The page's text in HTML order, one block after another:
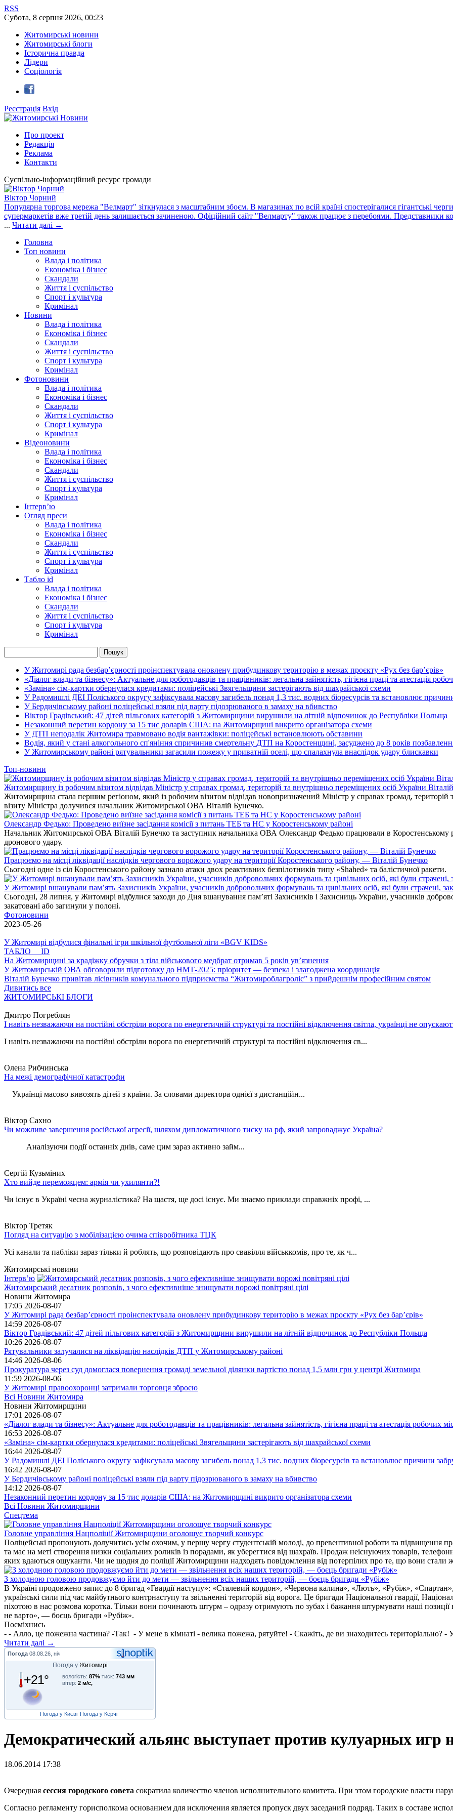
RSS
Субота, 8 серпня 2026, 00:23
Житомирські новини
Житомирські блоги
Історична правда
Лідери
Соціологія
Реєстрація Вхід
Про проект
Редакція
Реклама
Контакти
Суспільно-інформаційний ресурс громади
Віктор Чорний
Популярна торгова мережа "Велмарт" зіткнулася з масштабним збоєм. В магазинах по всій країні спостерігалися гігантські
супермаркетів вже третій день залишається зачиненою. Офіційний сайт "Велмарту" також працює з перебоями. Представники
... Читати далі →
Головна
Топ новини
Влада і політика
Економіка і бізнес
Скандали
Життя і суспільство
Спорт і культура
Кримінал
Новини
Влада і політика
Економіка і бізнес
Скандали
Життя і суспільство
Спорт і культура
Кримінал
Фотоновини
Влада і політика
Економіка і бізнес
Скандали
Життя і суспільство
Спорт і культура
Кримінал
Відеоновини
Влада і політика
Економіка і бізнес
Скандали
Життя і суспільство
Спорт і культура
Кримінал
Інтерв’ю
Огляд преси
Влада і політика
Економіка і бізнес
Скандали
Життя і суспільство
Спорт і культура
Кримінал
Табло id
Влада і політика
Економіка і бізнес
Скандали
Життя і суспільство
Спорт і культура
Кримінал
У Житомирі рада безбар’єрності проінспектувала оновлену прибудинкову територію в межах проєкту «Рух без бар’єрів»
«Діалог влади та бізнесу»: Актуальне для роботодавців та працівників: легальна зайнятість, гігієна праці та атестація
«Заміна» сім-картки обернулася кредитами: поліцейські Звягельщини застерігають від шахрайської схеми
У Радомишлі ДЕІ Поліського округу зафіксувала масову загибель понад 1,3 тис. водних біоресурсів та встановлює
У Бердичівському районі поліцейські взяли під варту підозрюваного в замаху на вбивство
Віктор Градівський: 47 дітей пільгових категорій з Житомирщини вирушили на літній відпочинок до Республіки Польща
Незаконний перетин кордону за 15 тис доларів США: на Житомирщині викрито організатора схеми
У ДТП неподалік Житомира травмовано водія вантажівки: поліцейські встановлюють обставини
Водія, який у стані алкогольного сп'яніння спричинив смертельну ДТП на Коростенщині, засуджено до 8 років
У Житомирському районі рятувальники загасили пожежу у приватній оселі, що спалахнула внаслідок удару блискавки
Топ-новини
Житомирщину із робочим візитом відвідав Міністр у справах громад, територій та внутрішньо переміщених осіб України Віталій
Житомирщина стала першим регіоном, який із робочим візитом відвідав новопризначений Міністр у справах громад, територій
візиту Міністра долучився начальник Житомирської ОВА Віталій Бунечко.
Олександр Федько: Проведено виїзне засідання комісії з питань ТЕБ та НС у Коростенському районі
Начальник Житомирської ОВА Віталій Бунечко та заступник начальника ОВА Олександр Федько працювали в Коростенському
дронового удару.
Працюємо на місці ліквідації наслідків чергового ворожого удару на території Коростенського району, — Віталій Бунечко
Сьогодні одне із сіл Коростенського району зазнало атаки двох реактивних безпілотників типу «Shahed» та балістичної ракети.
У Житомирі вшанували пам’ять Захисників України, учасників добровольчих формувань та цивільних осіб, які були страчені,
Сьогодні, 28 липня, у Житомирі відбулися заходи до Дня вшанування пам’яті Захисників і Захисниць України, учасників
закатовані або загинули у полоні.
Фотоновини
2023-05-26
У Житомирі відбулися фінальні ігри шкільної футбольної ліги «BGV KIDS»
ТАБЛО ID
На Житомирщині за крадіжку обручки з тіла військового медбрат отримав 5 років ув’язнення
У Житомирській ОВА обговорили підготовку до НМТ-2025: пріоритет — безпека і злагоджена координація
Віталій Бунечко привітав лісівників комунального підприємства “Житомироблагроліс” з прийдешнім професійним святом
Дивитись все
ЖИТОМИРСЬКІ БЛОГИ
Дмитро Погреблян
І навіть незважаючи на постійні обстріли ворога по енергетичній структурі та постійні відключення світла, українці не
І навіть незважаючи на постійні обстріли ворога по енергетичній структурі та постійні відключення св...
Олена Рибчинська
На межі демографічної катастрофи
Українці масово вивозять дітей з країни. За словами директора однієї з дистанційн...
Віктор Сахно
Чи можливе завершення російської агресії, шляхом дипломатичного тиску на рф, який запроваджує Україна?
Аналізуючи події останніх днів, саме цим зараз активно займ...
Сергій Кузьміних
Хто вийде переможцем: армія чи ухилянти?!
Чи існує в Україні чесна журналістика? На щастя, ще досі існує. Ми знаємо приклади справжніх профі, ...
Віктор Третяк
Погляд на ситуацію з мобілізацією очима співробітника ТЦК
Усі канали та пабліки зараз тільки й роблять, що розповідають про свавілля військкомів, про те, як ч...
Житомирські новини
Інтерв’ю
Житомирський десатник розповів, з чого ефективніше знищувати ворожі повітряні цілі
Новини Житомира
17:05 2026-08-07
У Житомирі рада безбар’єрності проінспектувала оновлену прибудинкову територію в межах проєкту «Рух без бар’єрів»
14:59 2026-08-07
Віктор Градівський: 47 дітей пільгових категорій з Житомирщини вирушили на літній відпочинок до Республіки Польща
10:26 2026-08-07
Рятувальники залучалися на ліквідацію наслідків ДТП у Житомирському районі
14:46 2026-08-06
Прокуратура через суд домоглася повернення громаді земельної ділянки вартістю понад 1,5 млн грн у центрі Житомира
11:59 2026-08-06
У Житомирі правоохоронці затримали торговця зброєю
Всі Новини Житомира
Новини Житомирщини
17:01 2026-08-07
«Діалог влади та бізнесу»: Актуальне для роботодавців та працівників: легальна зайнятість, гігієна праці та атестація робочих
16:53 2026-08-07
«Заміна» сім-картки обернулася кредитами: поліцейські Звягельщини застерігають від шахрайської схеми
16:44 2026-08-07
У Радомишлі ДЕІ Поліського округу зафіксувала масову загибель понад 1,3 тис. водних біоресурсів та встановлює причини
16:42 2026-08-07
У Бердичівському районі поліцейські взяли під варту підозрюваного в замаху на вбивство
14:12 2026-08-07
Незаконний перетин кордону за 15 тис доларів США: на Житомирщині викрито організатора схеми
Всі Новини Житомирщини
Спецтема
Головне управління Нацполіції Житомирщини оголошує творчий конкурс
Поліцейські пропонують долучитись усім охочим, у першу чергу студентській молоді, до превентивної роботи та підвищення
та має на меті створення низки соціальних роликів із порадами, як уберегтися від шахраїв. Продаж неіснуючих товарів,
яких вдаються ошуканти. Чи не щодня до поліції Житомирщини надходять повідомлення від потерпілих про те, що вони стали
З холодною головою продовжуємо йти до мети — звільнення всіх наших територій, — боєць бригади «Рубіж»
В Україні продовжено запис до 8 бригад «Гвардії наступу»: «Сталевий кордон», «Червона калина», «Лють», «Рубіж»,
українські сили під час майбутнього контрнаступу та звільненні територій від ворога. Це бригади Національної гвардії,
піхотою в нас розмова коротка. Тільки вони починають штурм – одразу отримують по зубах і бажання штурмувати наші позиції
не варто», — боєць бригади «Рубіж».
Посміхнись
- - Алло, це пожежна частина? -Так! - У мене в кімнаті - велика пожежа, рятуйте! - Скажіть, де ви знаходитесь територіально? -
Читати далі →
Погода 08.08.26, ніч
Погода у Житомирі
+21° вологість: 87% тиск: 743 мм
вітер: 2 м/с,
Погода у Києві Погода у Керчі
Демократический альянс выступает против кулуарных игр
18.06.2014 17:38
Очередная сессия городского совета сократила количество членов исполнительного комитета. При этом городские власти
Согласно регламенту горисполкома основанием для исключения является пропуск двух заседаний подряд. Таких в составе